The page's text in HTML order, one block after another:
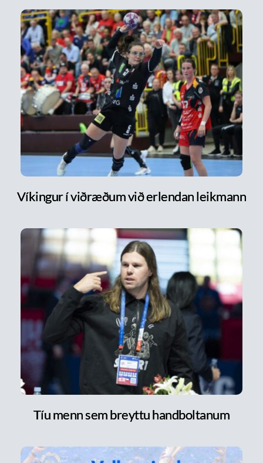
Víkingur í viðræðum við erlendan leikmann
Tíu menn sem breyttu handboltanum